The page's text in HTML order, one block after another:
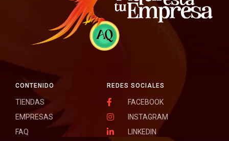
REDES SOCIALES
FACEBOOK
INSTAGRAM
LINKEDIN
CONTENIDO
TIENDAS
EMPRESAS
FAQ